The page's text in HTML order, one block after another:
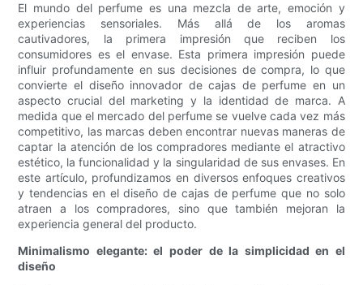
El mundo del perfume es una mezcla de arte, emoción y
experiencias sensoriales. Más allá de los aromas
cautivadores, la primera impresión que reciben los
consumidores es el envase. Esta primera impresión puede
influir profundamente en sus decisiones de compra, lo que
convierte el diseño innovador de cajas de perfume en un
aspecto crucial del marketing y la identidad de marca. A
medida que el mercado del perfume se vuelve cada vez más
competitivo, las marcas deben encontrar nuevas maneras de
captar la atención de los compradores mediante el atractivo
estético, la funcionalidad y la singularidad de sus envases. En
este artículo, profundizamos en diversos enfoques creativos
y tendencias en el diseño de cajas de perfume que no solo
atraen a los compradores, sino que también mejoran la
experiencia general del producto.
Minimalismo elegante: el poder de la simplicidad en el
diseño